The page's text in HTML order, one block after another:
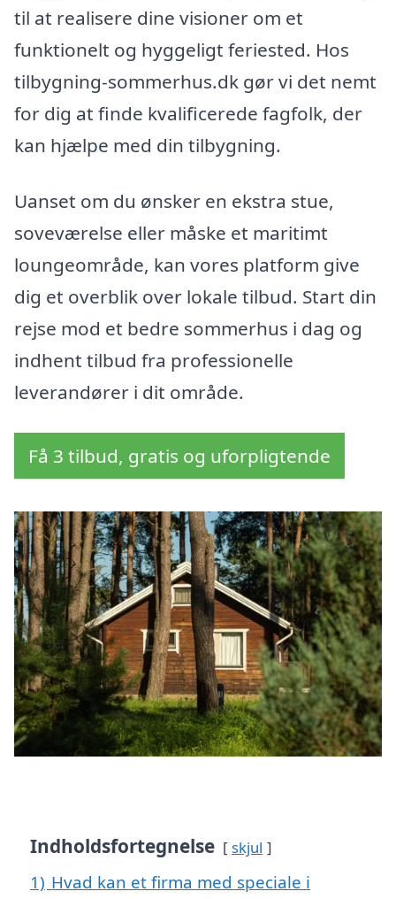
til at realisere dine visioner om et
funktionelt og hyggeligt feriested. Hos
tilbygning-sommerhus.dk gør vi det nemt
for dig at finde kvalificerede fagfolk, der
kan hjælpe med din tilbygning.
Uanset om du ønsker en ekstra stue,
soveværelse eller måske et maritimt
loungeområde, kan vores platform give
dig et overblik over lokale tilbud. Start din
rejse mod et bedre sommerhus i dag og
indhent tilbud fra professionelle
leverandører i dit område.
Få 3 tilbud, gratis og uforpligtende
Indholdsfortegnelse skjul
1) Hvad kan et firma med speciale i